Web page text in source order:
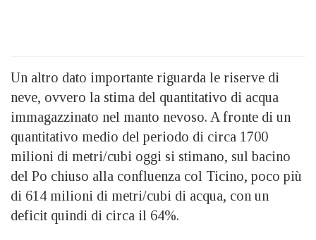
Un altro dato importante riguarda le riserve di
neve, ovvero la stima del quantitativo di acqua
immagazzinato nel manto nevoso. A fronte di un
quantitativo medio del periodo di circa 1700
milioni di metri/cubi oggi si stimano, sul bacino
del Po chiuso alla confluenza col Ticino, poco più
di 614 milioni di metri/cubi di acqua, con un
deficit quindi di circa il 64%.